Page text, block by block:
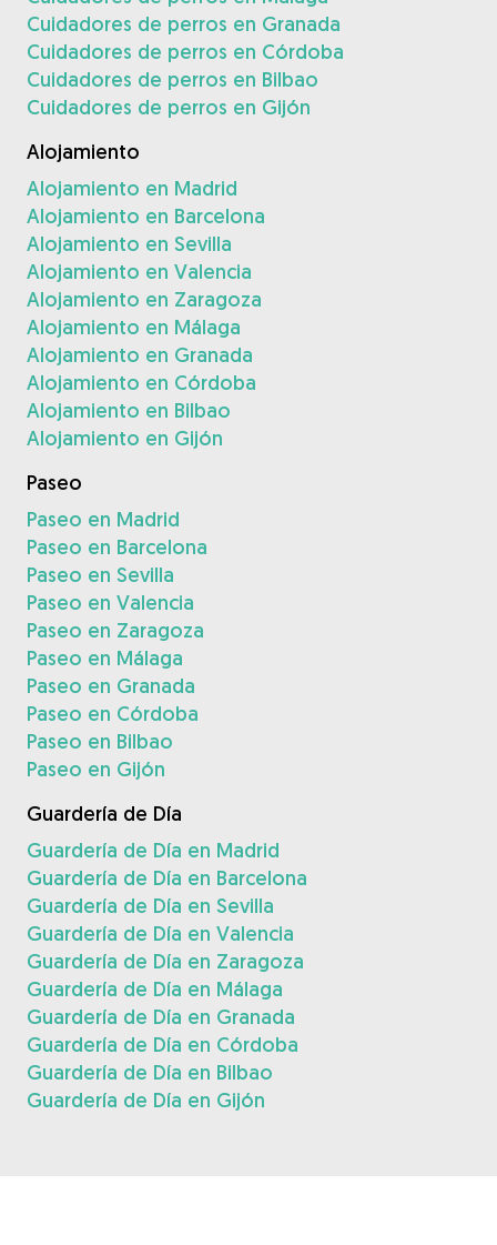
Cuidadores de perros en Granada
Cuidadores de perros en Córdoba
Cuidadores de perros en Bilbao
Cuidadores de perros en Gijón
Alojamiento
Alojamiento en Madrid
Alojamiento en Barcelona
Alojamiento en Sevilla
Alojamiento en Valencia
Alojamiento en Zaragoza
Alojamiento en Málaga
Alojamiento en Granada
Alojamiento en Córdoba
Alojamiento en Bilbao
Alojamiento en Gijón
Paseo
Paseo en Madrid
Paseo en Barcelona
Paseo en Sevilla
Paseo en Valencia
Paseo en Zaragoza
Paseo en Málaga
Paseo en Granada
Paseo en Córdoba
Paseo en Bilbao
Paseo en Gijón
Guardería de Día
Guardería de Día en Madrid
Guardería de Día en Barcelona
Guardería de Día en Sevilla
Guardería de Día en Valencia
Guardería de Día en Zaragoza
Guardería de Día en Málaga
Guardería de Día en Granada
Guardería de Día en Córdoba
Guardería de Día en Bilbao
Guardería de Día en Gijón